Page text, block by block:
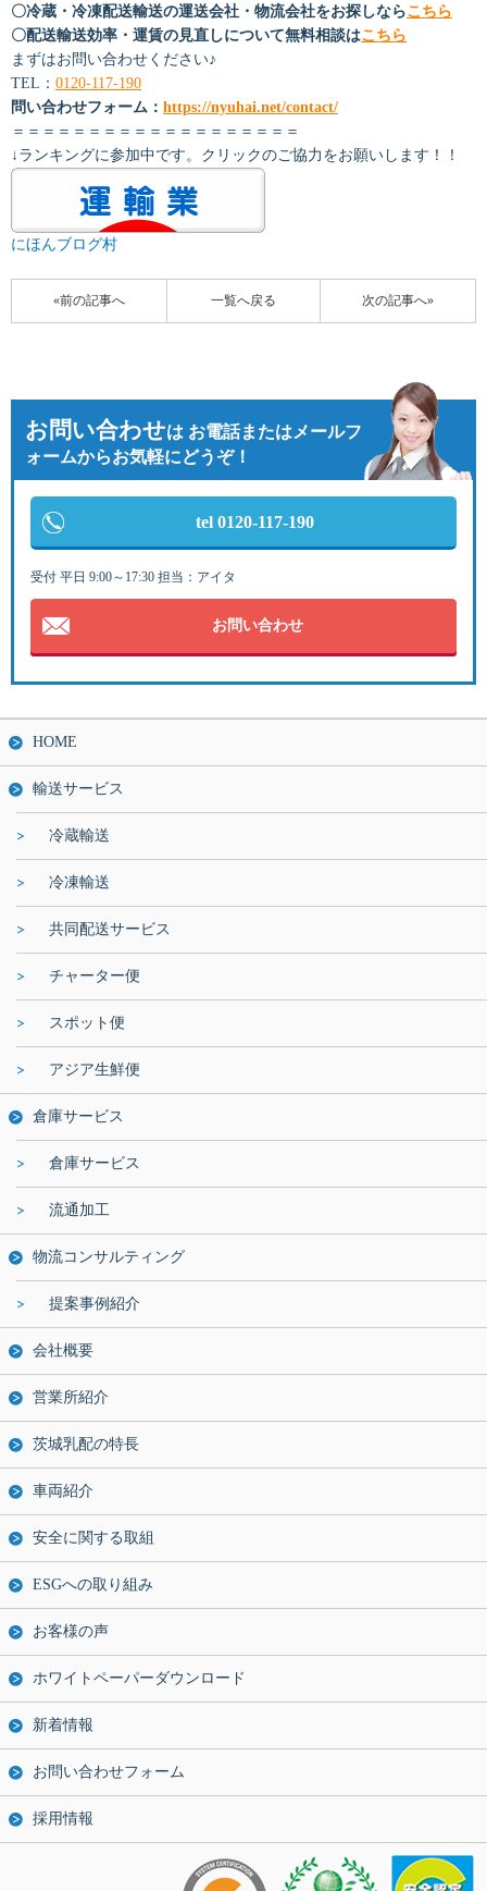
〇冷蔵・冷凍配送輸送の運送会社・物流会社をお探しならこちら
〇配送輸送効率・運賃の見直しについて無料相談はこちら
まずはお問い合わせください♪
TEL： 0120-117-190
問い合わせフォーム： https://nyuhai.net/contact/
＝＝＝＝＝＝＝＝＝＝＝＝＝＝＝＝＝＝＝
↓ランキングに参加中です。クリックのご協力をお願いします！！
にほんブログ村
«前の記事へ 次の記事へ»
一覧へ戻る
お問い合わせは お電話またはメールフ
ォームからお気軽にどうぞ！
tel 0120-117-190
受付 平日 9:00～17:30 担当：アイタ
お問い合わせ
HOME
輸送サービス
冷蔵輸送
冷凍輸送
共同配送サービス
チャーター便
スポット便
アジア生鮮便
倉庫サービス
倉庫サービス
流通加工
物流コンサルティング
提案事例紹介
会社概要
営業所紹介
茨城乳配の特長
車両紹介
安全に関する取組
ESGへの取り組み
お客様の声
ホワイトペーパーダウンロード
新着情報
お問い合わせフォーム
採用情報